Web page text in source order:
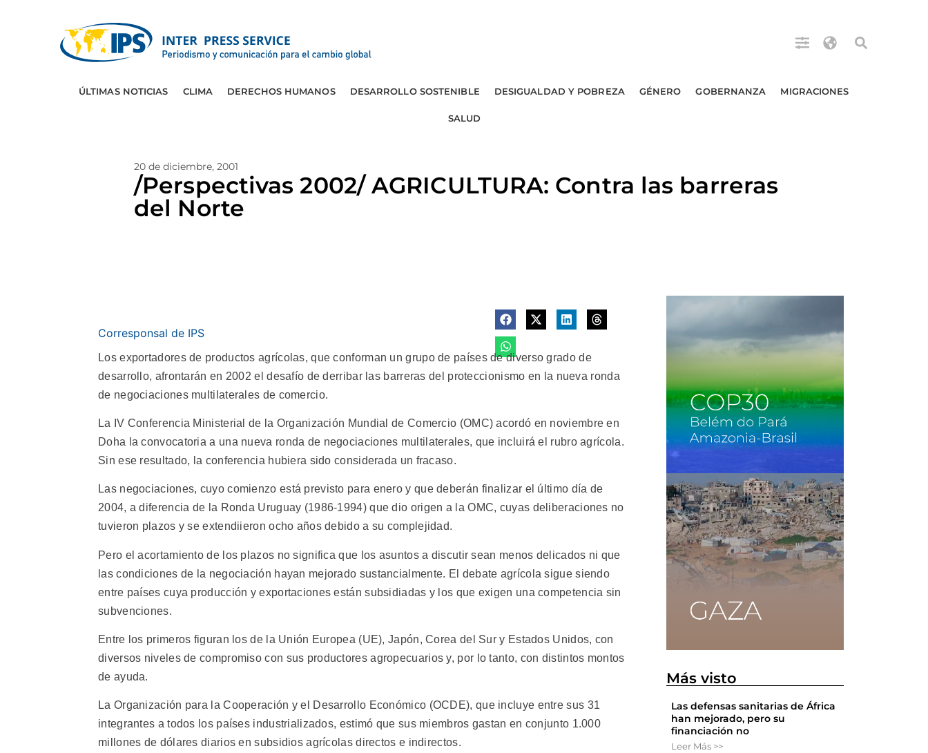
ÚLTIMAS NOTICIAS CLIMA DERECHOS HUMANOS DESARROLLO SOSTENIBLE DESIGUALDAD Y POBREZA GÉNERO GOBERNANZA MIGRACIONES
SALUD
20 de diciembre, 2001
/Perspectivas 2002/ AGRICULTURA: Contra las barreras
del Norte
Corresponsal de IPS
Los exportadores de productos agrícolas, que conforman un grupo de países de diverso grado de
desarrollo, afrontarán en 2002 el desafío de derribar las barreras del proteccionismo en la nueva ronda
de negociaciones multilaterales de comercio.
La IV Conferencia Ministerial de la Organización Mundial de Comercio (OMC) acordó en noviembre en
Doha la convocatoria a una nueva ronda de negociaciones multilaterales, que incluirá el rubro agrícola.
Sin ese resultado, la conferencia hubiera sido considerada un fracaso.
Las negociaciones, cuyo comienzo está previsto para enero y que deberán finalizar el último día de
2004, a diferencia de la Ronda Uruguay (1986-1994) que dio origen a la OMC, cuyas deliberaciones no
tuvieron plazos y se extendiieron ocho años debido a su complejidad.
Pero el acortamiento de los plazos no significa que los asuntos a discutir sean menos delicados ni que
las condiciones de la negociación hayan mejorado sustancialmente. El debate agrícola sigue siendo
entre países cuya producción y exportaciones están subsidiadas y los que exigen una competencia sin
subvenciones.
Entre los primeros figuran los de la Unión Europea (UE), Japón, Corea del Sur y Estados Unidos, con
diversos niveles de compromiso con sus productores agropecuarios y, por lo tanto, con distintos montos
de ayuda.
La Organización para la Cooperación y el Desarrollo Económico (OCDE), que incluye entre sus 31
integrantes a todos los países industrializados, estimó que sus miembros gastan en conjunto 1.000
millones de dólares diarios en subsidios agrícolas directos e indirectos.
Más visto
Las defensas sanitarias de África
han mejorado, pero su
financiación no
Leer Más >>